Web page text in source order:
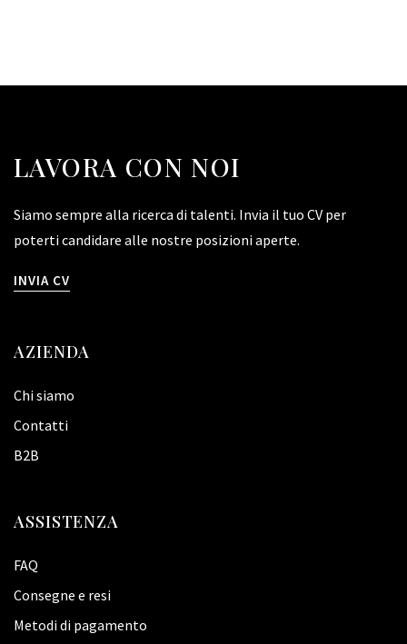
LAVORA CON NOI
Siamo sempre alla ricerca di talenti. Invia il tuo CV per
poterti candidare alle nostre posizioni aperte.
INVIA CV
AZIENDA
Chi siamo
Contatti
B2B
ASSISTENZA
FAQ
Consegne e resi
Metodi di pagamento